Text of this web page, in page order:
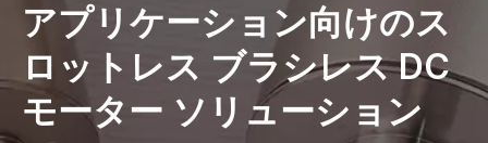
アプリケーション向けのス
ロットレス ブラシレス DC
モーター ソリューション